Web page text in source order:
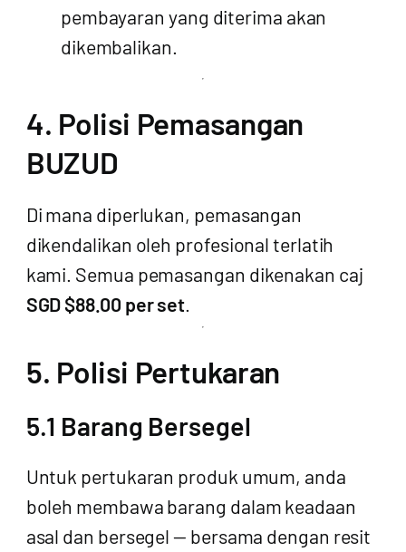
pembayaran yang diterima akan
dikembalikan.
4. Polisi Pemasangan
BUZUD
Di mana diperlukan, pemasangan
dikendalikan oleh profesional terlatih
kami. Semua pemasangan dikenakan caj
SGD $88.00 per set.
5. Polisi Pertukaran
5.1 Barang Bersegel
Untuk pertukaran produk umum, anda
boleh membawa barang dalam keadaan
asal dan bersegel — bersama dengan resit